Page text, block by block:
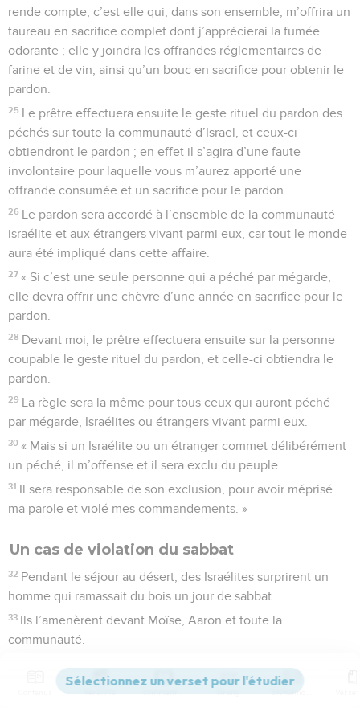
rende compte, c’est elle qui, dans son ensemble, m’offrira un
taureau en sacrifice complet dont j’apprécierai la fumée
odorante ; elle y joindra les offrandes réglementaires de
farine et de vin, ainsi qu’un bouc en sacrifice pour obtenir le
pardon.
25 Le prêtre effectuera ensuite le geste rituel du pardon des
péchés sur toute la communauté d’Israël, et ceux-ci
obtiendront le pardon ; en effet il s’agira d’une faute
involontaire pour laquelle vous m’aurez apporté une
offrande consumée et un sacrifice pour le pardon.
26 Le pardon sera accordé à l’ensemble de la communauté
israélite et aux étrangers vivant parmi eux, car tout le monde
aura été impliqué dans cette affaire.
27 « Si c’est une seule personne qui a péché par mégarde,
elle devra offrir une chèvre d’une année en sacrifice pour le
pardon.
28 Devant moi, le prêtre effectuera ensuite sur la personne
coupable le geste rituel du pardon, et celle-ci obtiendra le
pardon.
29 La règle sera la même pour tous ceux qui auront péché
par mégarde, Israélites ou étrangers vivant parmi eux.
30 « Mais si un Israélite ou un étranger commet délibérément
un péché, il m’offense et il sera exclu du peuple.
31 Il sera responsable de son exclusion, pour avoir méprisé
ma parole et violé mes commandements. »
Un cas de violation du sabbat
32 Pendant le séjour au désert, des Israélites surprirent un
homme qui ramassait du bois un jour de sabbat.
33 Ils l’amenèrent devant Moïse, Aaron et toute la
communauté.
prescription sur la peine à lui infliger.
Versions Commentaires Strong